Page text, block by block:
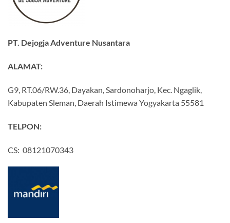
PT. Dejogja Adventure Nusantara
ALAMAT:
G9, RT.06/RW.36, Dayakan, Sardonoharjo, Kec. Ngaglik,
Kabupaten Sleman, Daerah Istimewa Yogyakarta 55581
TELPON:
CS: 08121070343